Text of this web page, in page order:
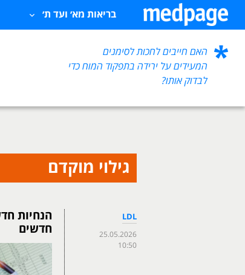
בריאות מא׳ ועד ת׳
האם חייבים לחכות לסימנים
המעידים על ירידה בתפקוד המוח כדי
לבדוק אותו?
גילוי מוקדם
LDL
25.05.2026
10:50
הנחיות
חדשים